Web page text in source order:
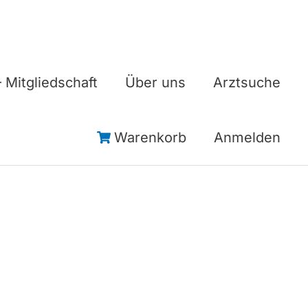
Mitgliedschaft Über uns Arztsuche
Warenkorb Anmelden